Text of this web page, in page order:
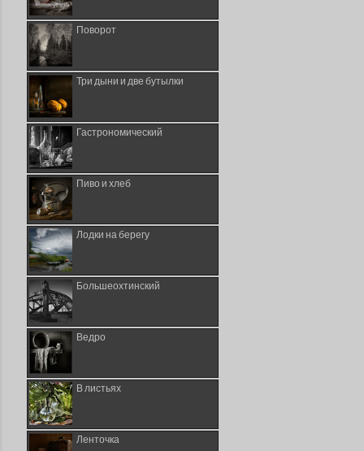
Поворот
Три дыни и две бутылки
Гастрономический
Пиво и хлеб
Лодки на берегу
Большеохтинский
Ведро
В листьях
Ленточка